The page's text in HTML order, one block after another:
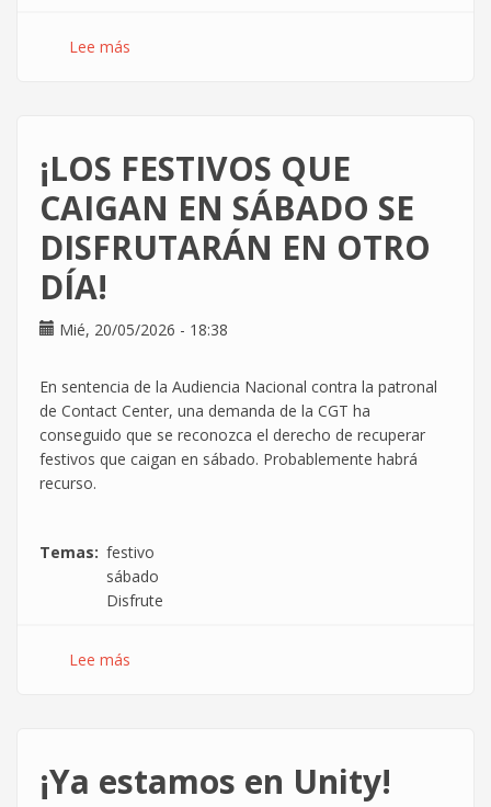
Lee más
¡LA
DIGNIDAD
NO
SE
APLAZA!
era
Nos
lo
han
quitado
¡LOS FESTIVOS QUE
CAIGAN EN SÁBADO SE
DISFRUTARÁN EN OTRO
DÍA!
Mié, 20/05/2026 - 18:38
En sentencia de la Audiencia Nacional contra la patronal
de Contact Center, una demanda de la CGT ha
conseguido que se reconozca el derecho de recuperar
festivos que caigan en sábado. Probablemente habrá
recurso.
Temas
festivo
sábado
Disfrute
Lee más
EN
¡Ya estamos en Unity!